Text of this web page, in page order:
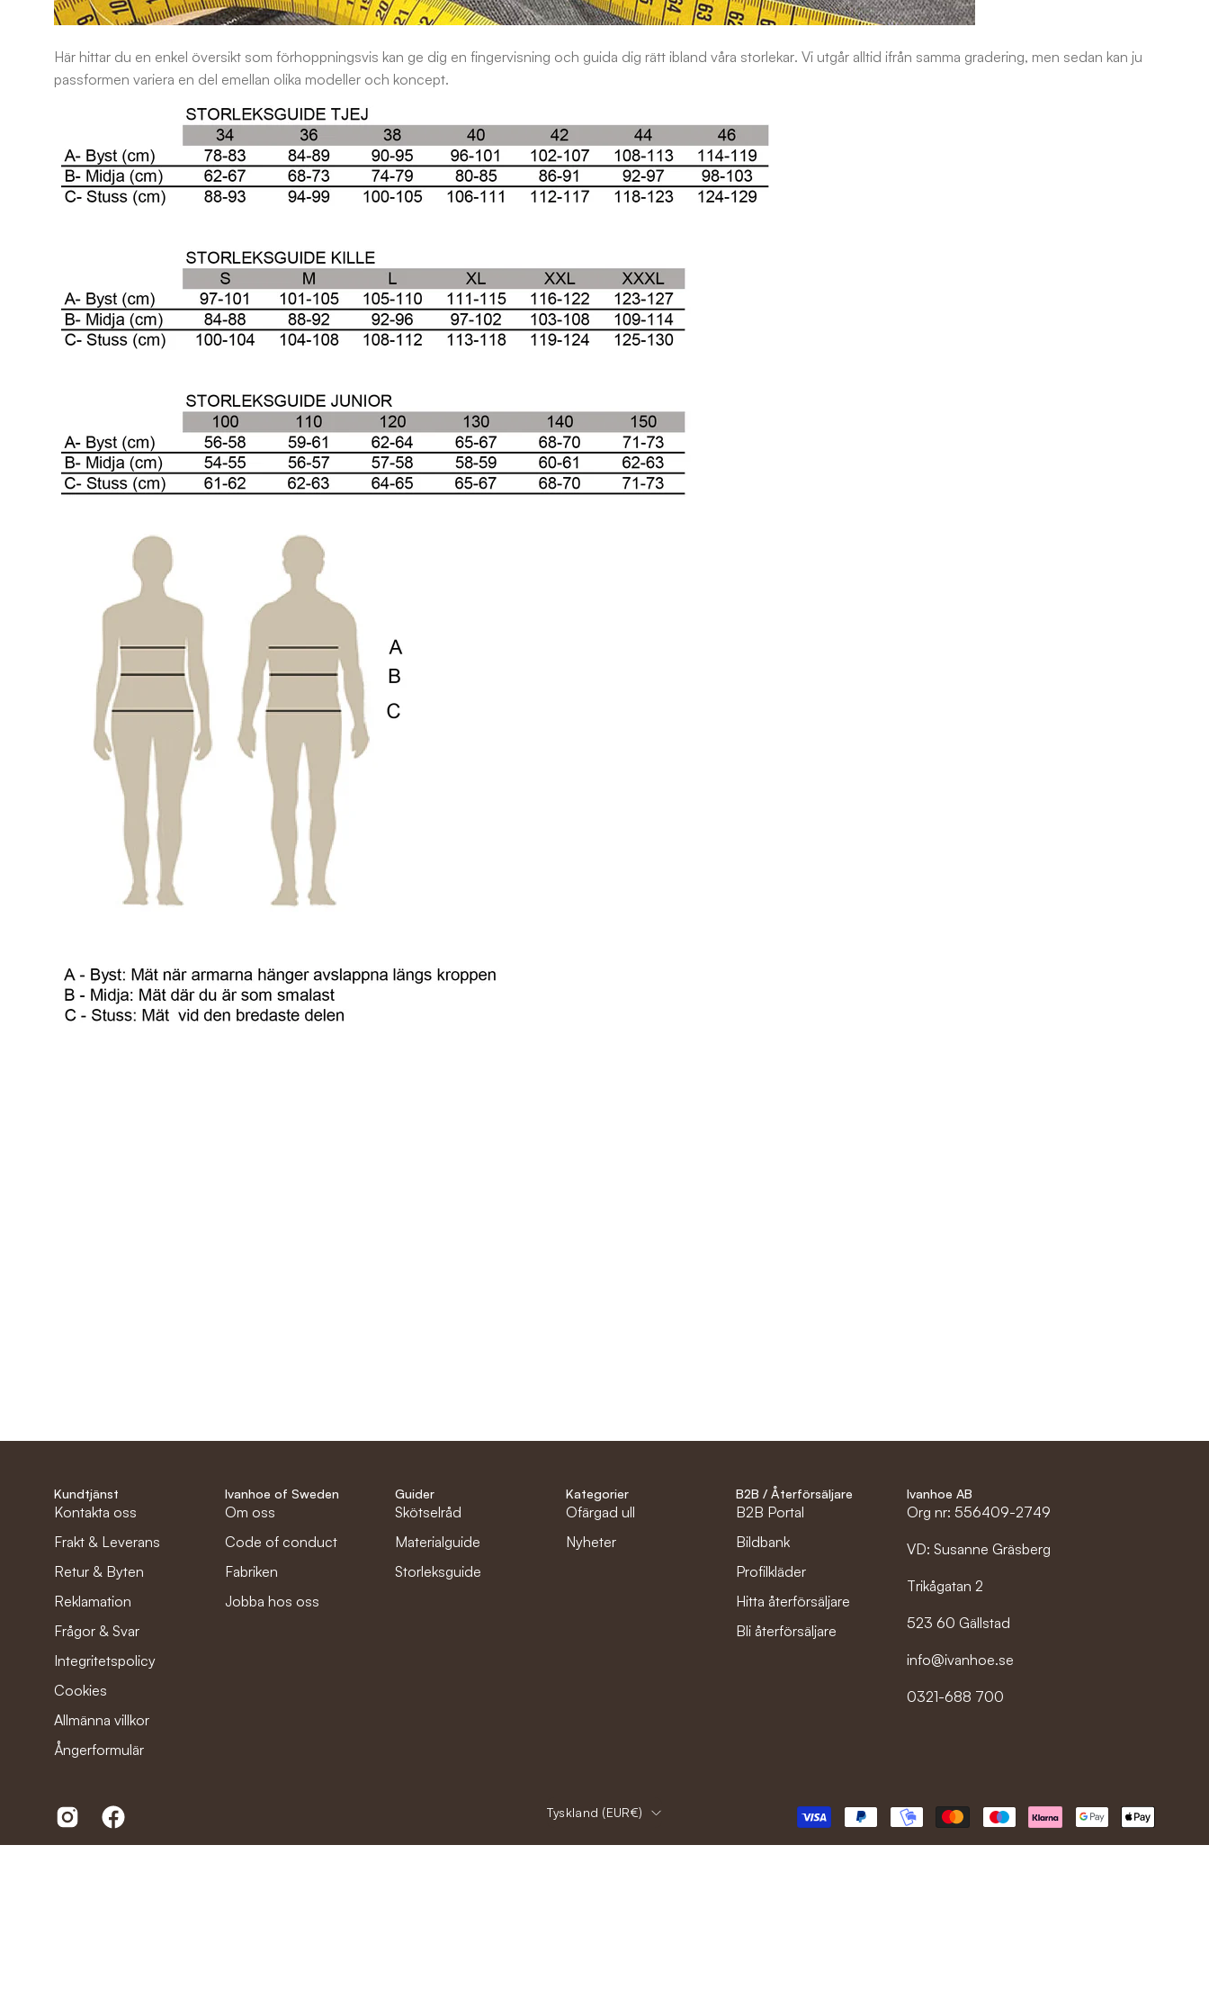
Här hittar du en enkel översikt som förhoppningsvis kan ge dig en fingervisning och guida dig rätt ibland våra storlekar. Vi utgår alltid ifrån samma gradering, men sedan kan ju
passformen variera en del emellan olika modeller och koncept.
Kundtjänst
Kontakta oss
Frakt & Leverans
Retur & Byten
Reklamation
Frågor & Svar
Integritetspolicy
Cookies
Allmänna villkor
Ångerformulär
Ivanhoe of Sweden
Om oss
Code of conduct
Fabriken
Jobba hos oss
Guider
Skötselråd
Materialguide
Storleksguide
Kategorier
Ofärgad ull
Nyheter
B2B / Återförsäljare
B2B Portal
Bildbank
Profilkläder
Hitta återförsäljare
Bli återförsäljare
Ivanhoe AB
Org nr: 556409-2749
VD: Susanne Gräsberg
Trikågatan 2
523 60 Gällstad
info@ivanhoe.se
0321-688 700
Land
Tyskland (EUR€)